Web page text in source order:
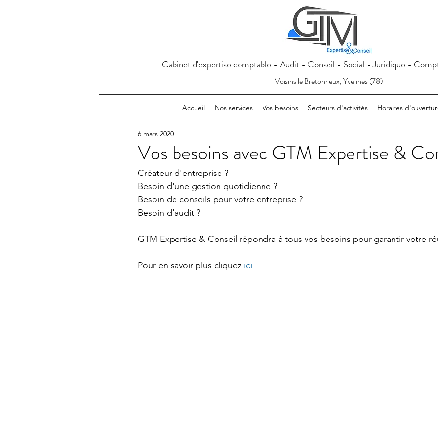
Cabinet d'expertise comptable - Audit - Conseil - Social - Juridique -
Voisins le Bretonneux, Yvelines (78)
Accueil Nos services Vos besoins Secteurs d'activités Horaires
Vos besoins avec GTM Expertise &
6 mars 2020
Créateur d'entreprise ?
Besoin d'une gestion quotidienne ?
Besoin de conseils pour votre entreprise ?
Besoin d'audit ?
GTM Expertise & Conseil répondra à tous vos besoins pour garantir votre
Pour en savoir plus cliquez ici